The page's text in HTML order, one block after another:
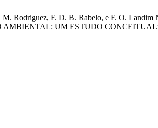
M. Rodriguez, F. D. B. Rabelo, e F. O.
AMBIENTAL: UM ESTUDO